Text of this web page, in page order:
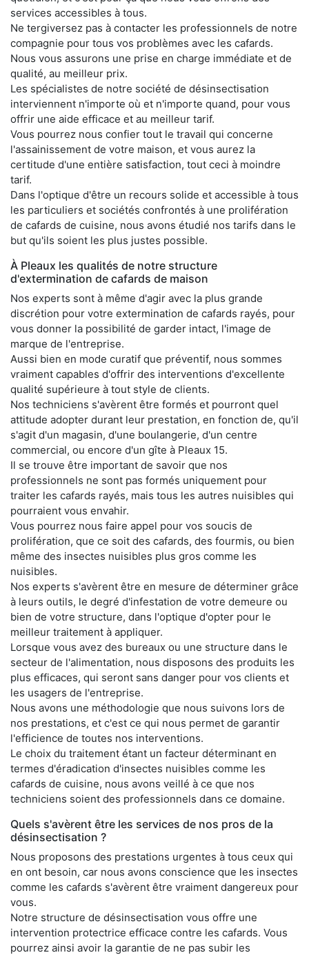
services accessibles à tous.
Ne tergiversez pas à contacter les professionnels de notre
compagnie pour tous vos problèmes avec les cafards.
Nous vous assurons une prise en charge immédiate et de
qualité, au meilleur prix.
Les spécialistes de notre société de désinsectisation
interviennent n'importe où et n'importe quand, pour vous
offrir une aide efficace et au meilleur tarif.
Vous pourrez nous confier tout le travail qui concerne
l'assainissement de votre maison, et vous aurez la
certitude d'une entière satisfaction, tout ceci à moindre
tarif.
Dans l'optique d'être un recours solide et accessible à tous
les particuliers et sociétés confrontés à une prolifération
de cafards de cuisine, nous avons étudié nos tarifs dans le
but qu'ils soient les plus justes possible.
À Pleaux les qualités de notre structure
d'extermination de cafards de maison
Nos experts sont à même d'agir avec la plus grande
discrétion pour votre extermination de cafards rayés, pour
vous donner la possibilité de garder intact, l'image de
marque de l'entreprise.
Aussi bien en mode curatif que préventif, nous sommes
vraiment capables d'offrir des interventions d'excellente
qualité supérieure à tout style de clients.
Nos techniciens s'avèrent être formés et pourront quel
attitude adopter durant leur prestation, en fonction de, qu'il
s'agit d'un magasin, d'une boulangerie, d'un centre
commercial, ou encore d'un gîte à Pleaux 15.
Il se trouve être important de savoir que nos
professionnels ne sont pas formés uniquement pour
traiter les cafards rayés, mais tous les autres nuisibles qui
pourraient vous envahir.
Vous pourrez nous faire appel pour vos soucis de
prolifération, que ce soit des cafards, des fourmis, ou bien
même des insectes nuisibles plus gros comme les
nuisibles.
Nos experts s'avèrent être en mesure de déterminer grâce
à leurs outils, le degré d'infestation de votre demeure ou
bien de votre structure, dans l'optique d'opter pour le
meilleur traitement à appliquer.
Lorsque vous avez des bureaux ou une structure dans le
secteur de l'alimentation, nous disposons des produits les
plus efficaces, qui seront sans danger pour vos clients et
les usagers de l'entreprise.
Nous avons une méthodologie que nous suivons lors de
nos prestations, et c'est ce qui nous permet de garantir
l'efficience de toutes nos interventions.
Le choix du traitement étant un facteur déterminant en
termes d'éradication d'insectes nuisibles comme les
cafards de cuisine, nous avons veillé à ce que nos
techniciens soient des professionnels dans ce domaine.
Quels s'avèrent être les services de nos pros de la
désinsectisation ?
Nous proposons des prestations urgentes à tous ceux qui
en ont besoin, car nous avons conscience que les insectes
comme les cafards s'avèrent être vraiment dangereux pour
vous.
Notre structure de désinsectisation vous offre une
intervention protectrice efficace contre les cafards. Vous
pourrez ainsi avoir la garantie de ne pas subir les